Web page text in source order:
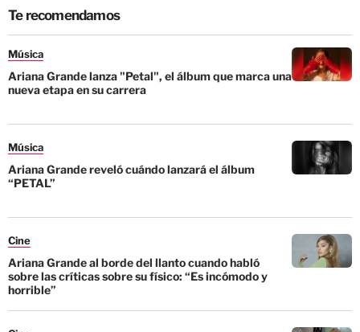
Música
Ariana Grande lanza "Petal", el álbum que marca una
nueva etapa en su carrera
Ariana Grande reveló cuándo lanzará el álbum
“PETAL”
Ariana Grande al borde del llanto cuando habló
sobre las críticas sobre su físico: “Es incómodo y
horrible”